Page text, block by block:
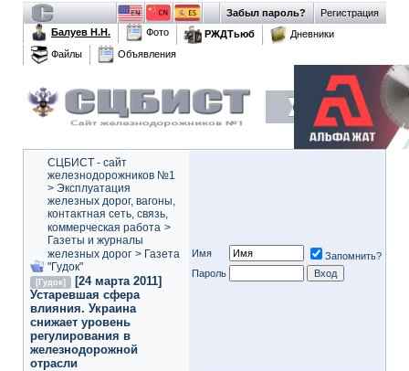
Регистрация
Забыл пароль?
Балуев Н.Н.
Фото РЖДТьюб
Дневники
Файлы
Объявления
СЦБИСТ - сайт
железнодорожников №1
> Эксплуатация
железных дорог, вагоны,
контактная сеть, связь,
коммерческая работа >
Газеты и журналы
железных дорог > Газета
"Гудок"
[Гудок]
[24 марта 2011]
Устаревшая сфера
влияния. Украина
снижает уровень
регулирования в
железнодорожной
отрасли
Имя
Запомнить?
Пароль